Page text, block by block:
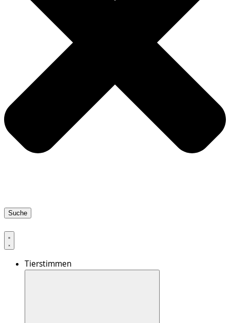
Suche
Tierstimmen